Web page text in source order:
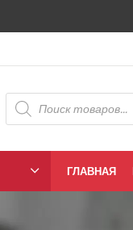
ГЛАВНАЯ